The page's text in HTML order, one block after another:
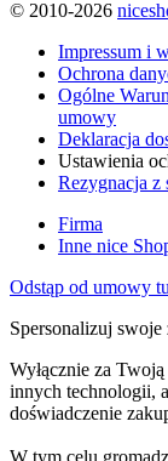
© 2010-2026
Impressum i
Ochrona
Ogólne
umowy
Deklaracja
Ustawienia
Rezygnacja z
Firma
Inne nice
Odstąp od umowy
Spersonalizuj swoje
Wyłącznie za
innych technologii,
doświadczenie